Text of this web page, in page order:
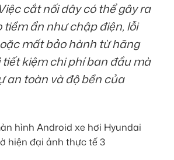
cắt nối dây có thể gây ra
tiềm ẩn như chập điện, lỗi
mất bảo hành từ hãng
kiệm chi phí ban đầu mà
an toàn và độ bền của